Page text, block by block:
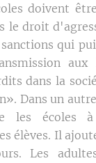
doivent
le droit
qui
dans la
Dans un
les
élèves. Il
Les